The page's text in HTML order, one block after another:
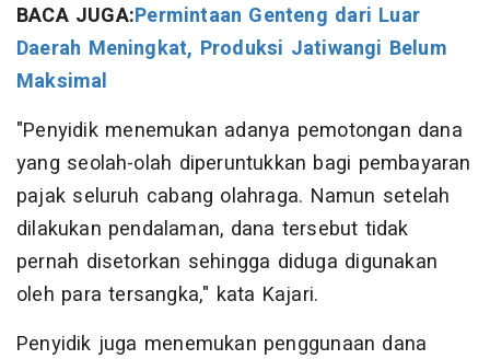
BACA JUGA:Permintaan Genteng dari Luar
Daerah Meningkat, Produksi Jatiwangi Belum
Maksimal
"Penyidik menemukan adanya pemotongan dana
yang seolah-olah diperuntukkan bagi pembayaran
pajak seluruh cabang olahraga. Namun setelah
dilakukan pendalaman, dana tersebut tidak
pernah disetorkan sehingga diduga digunakan
oleh para tersangka," kata Kajari.
Penyidik juga menemukan penggunaan dana